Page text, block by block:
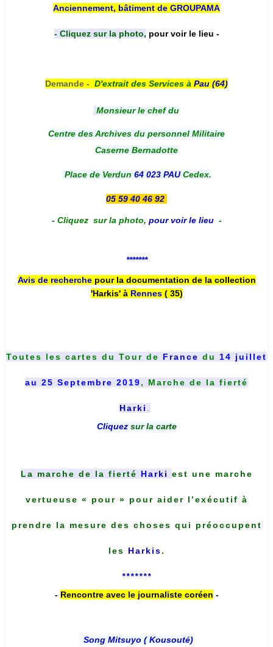
Anciennement, bâtiment de GROUPAMA
- Cliquez sur la photo, pour voir le lieu -
Demande - D'extrait des Services à Pau (64)
Monsieur le chef du
Centre des Archives du personnel Militaire
Caserne Bernadotte
Place de Verdun 64 023 PAUCedex.
05 59 40 46 92
- Cliquez sur la photo, pour voir le lieu -
*******
Avis de recherche pour la documentation de la collection
'Harkis' à Rennes( 35)
Toutes les cartes du Tour de France du 14 juillet
au 25 Septembre 2019, Marche de la fierté
Harki .
Cliquez sur la carte
La marche de la fierté Harki est une marche
vertueuse « pour » pour aider l’exécutif à
prendre la mesure des choses qui préoccupent
les Harkis.
*******
- Rencontre avec le journaliste coréen -
Song Mitsuyo ( Kousouté)